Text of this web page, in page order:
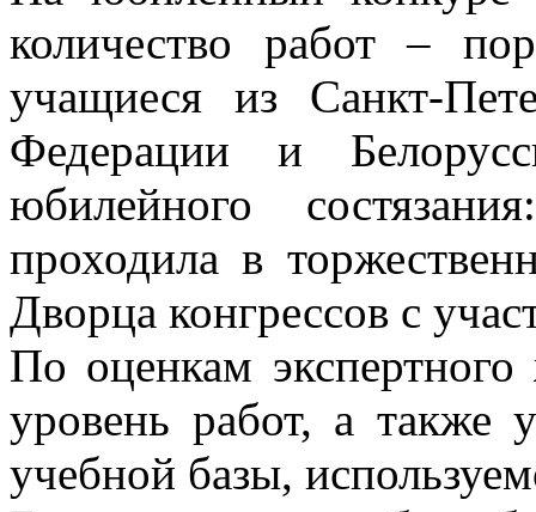
количество работ –
учащиеся из Санкт-
Федерации и
юбилейного
проходила в
Дворца конгрессов с
По оценкам
уровень работ, а также
учебной базы,